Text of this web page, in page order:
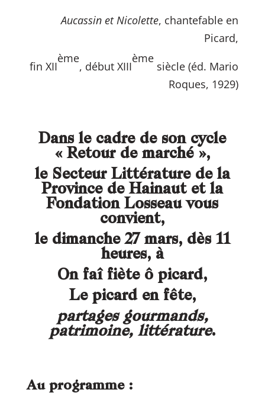
Aucassin et Nicolette, chantefable en
Picard,
fin XII
ème
, début XIII
ème
siècle (éd. Mario
Roques, 1929)
Dans le cadre de son cycle
« Retour de marché »,
le Secteur Littérature de la
Province de Hainaut et la
Fondation Losseau vous
convient,
le dimanche 27 mars, dès 11
heures, à
On faî fiète ô picard,
Le picard en fête,
partages gourmands,
patrimoine, littérature.
Au programme :